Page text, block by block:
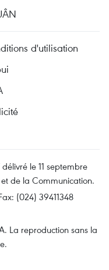
d'utilisation
le 11 septembre
de la Communication.
(024) 39411348
La reproduction sans la